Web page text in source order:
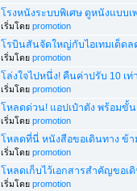
โรงหนังระบบพิเศษ ดูหนังแบบ
เริ่มโดยpromotion
โรบินสันจัดใหญ่กับไอเทมเด็ดล
เริ่มโดยpromotion
โล่งใจไปหนึ่ง! คืนค่าปรับ 10 เท่
เริ่มโดยpromotion
โหลดด่วน! แอปเป๋าตัง พร้อมขั้น
เริ่มโดยpromotion
โหลดที่นี่ หนังสือขอเดินทาง ข้า
เริ่มโดยpromotion
โหลดเก็บไว้เอกสารสำคัญขอเ
เริ่มโดยpromotion